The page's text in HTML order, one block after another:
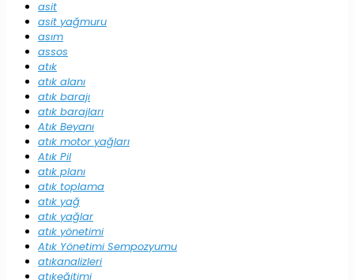
asit
asit yağmuru
asım
assos
atık
atık alanı
atık barajı
atık barajları
Atık Beyanı
atık motor yağları
Atık Pil
atık planı
atık toplama
atık yağ
atık yağlar
atık yönetimi
Atık Yönetimi Sempozyumu
atıkanalizleri
atıkeğitimi